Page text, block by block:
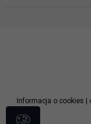
Informacja o cookies |